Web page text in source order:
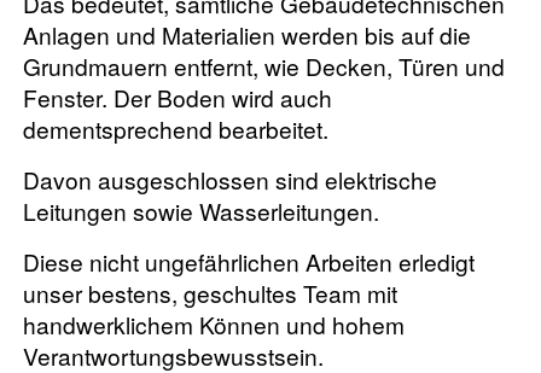
Anlagen und Materialien werden bis auf die
Grundmauern entfernt, wie Decken, Türen und
Fenster. Der Boden wird auch
dementsprechend bearbeitet.
Davon ausgeschlossen sind elektrische
Leitungen sowie Wasserleitungen.
Diese nicht ungefährlichen Arbeiten erledigt
unser bestens, geschultes Team mit
handwerklichem Können und hohem
Verantwortungsbewusstsein.